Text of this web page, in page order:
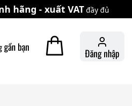
hãng - xuất VAT đầy đủ
gần bạn Đăng nhập